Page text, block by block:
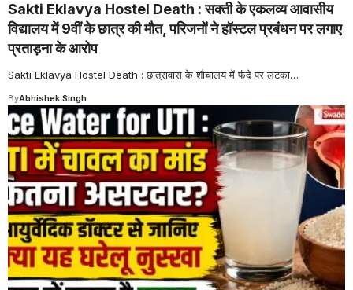
Sakti Eklavya Hostel Death : सक्ती के एकलव्य आवासीय
विद्यालय में 9वीं के छात्र की मौत, परिजनों ने हॉस्टल प्रबंधन पर लगाए
प्रताड़ना के आरोप
Sakti Eklavya Hostel Death : छात्रावास के शौचालय में फंदे पर लटका…
ByAbhishek Singh